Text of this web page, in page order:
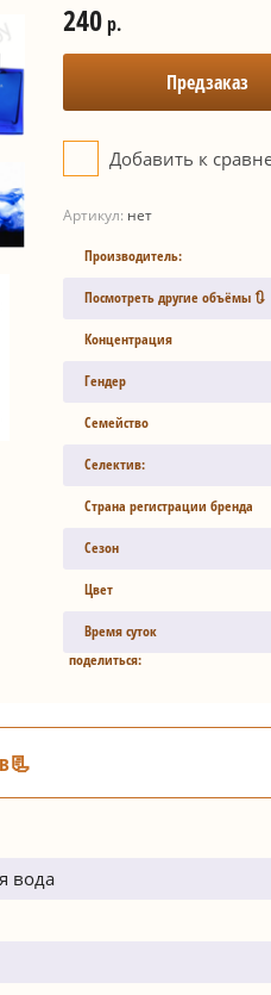
240р.
Предзаказ
Добавить к
Артикул: нет
Производитель:
Посмотреть другие объёмы 🔃
Концентрация
Гендер
Семейство
Селектив:
Страна регистрации бренда
Сезон
Цвет
Время суток
поделиться:
вода